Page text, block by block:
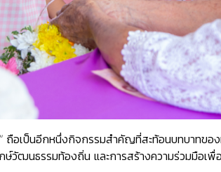
ถือเป็นอีกหนึ่งกิจกรรมสำคัญที่สะท้อนบทบาทขอ
วัฒนธรรมท้องถิ่น และการสร้างความร่วมมือเ